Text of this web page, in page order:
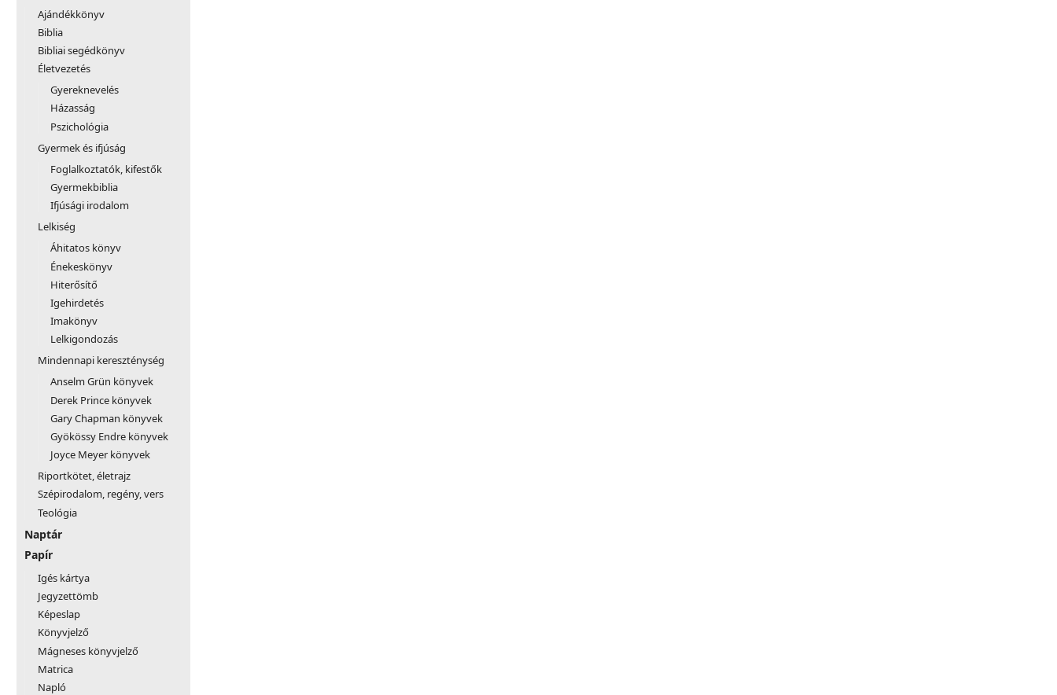
Ajándékkönyv
Biblia
Bibliai segédkönyv
Életvezetés
Gyereknevelés
Házasság
Pszichológia
Gyermek és ifjúság
Foglalkoztatók, kifestők
Gyermekbiblia
Ifjúsági irodalom
Lelkiség
Áhitatos könyv
Énekeskönyv
Hiterősítő
Igehirdetés
Imakönyv
Lelkigondozás
Mindennapi kereszténység
Anselm Grün könyvek
Derek Prince könyvek
Gary Chapman könyvek
Gyökössy Endre könyvek
Joyce Meyer könyvek
Riportkötet, életrajz
Szépirodalom, regény, vers
Teológia
Naptár
Papír
Igés kártya
Jegyzettömb
Képeslap
Könyvjelző
Mágneses könyvjelző
Matrica
Napló